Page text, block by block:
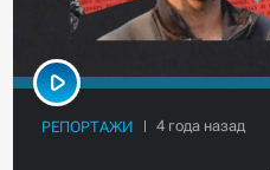
РЕПОРТАЖИ